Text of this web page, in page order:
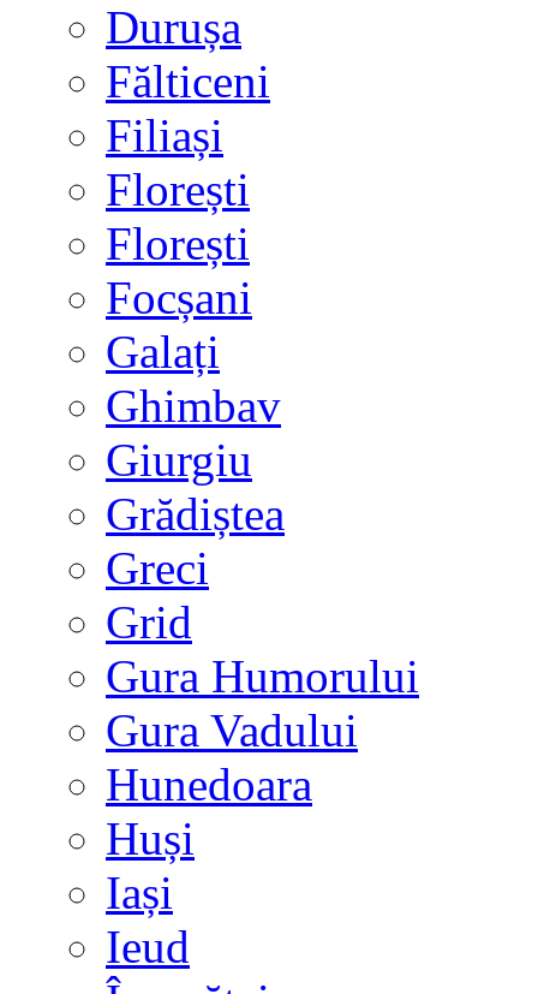
Durușa
Fălticeni
Filiași
Florești
Florești
Focșani
Galați
Ghimbav
Giurgiu
Grădiștea
Greci
Grid
Gura Humorului
Gura Vadului
Hunedoara
Huși
Iași
Ieud